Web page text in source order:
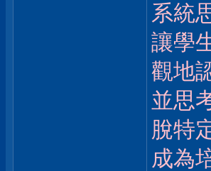
系統
讓學
觀地
並思
脫特
成為